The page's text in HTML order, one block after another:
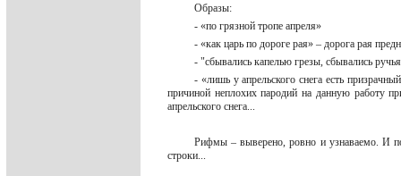
Образы:
- «по грязной тропе апреля»
- «как царь по дороге рая» – дорога рая
- "сбывались капелью грезы, сбывались
- «лишь у апрельского снега есть
причиной неплохих пародий на данную работу
апрельского снега...
Рифмы – выверено, ровно и узнаваемо. И
строки...